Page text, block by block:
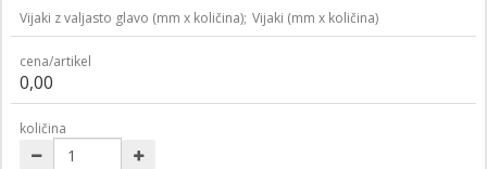
Vijaki z valjasto glavo (mm x količina); Vijaki (mm x količina)
cena/artikel
0,00
količina